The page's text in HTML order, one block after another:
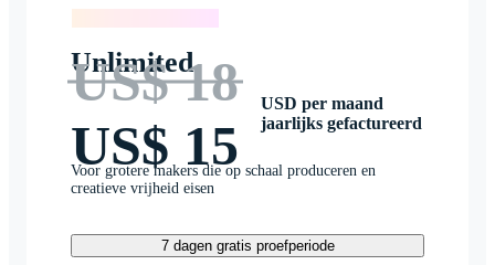
Unlimited
US$ 18
US$ 15
USD per maand
jaarlijks gefactureerd
Voor grotere makers die op schaal produceren en
creatieve vrijheid eisen
7 dagen gratis proefperiode